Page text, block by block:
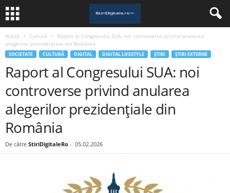
Acasă Cultură
Raport al Congresului SUA: noi controverse privind anularea
alegerilor prezidențiale din România
SOCIETATE CULTURĂ DIGITAL DIGITAL LIFESTYLE ȘTIRI ȘTIRI EXTERNE
Raport al Congresului SUA: noi
controverse privind anularea
alegerilor prezidențiale din
România
De către StiriDigitaleRo - 05.02.2026